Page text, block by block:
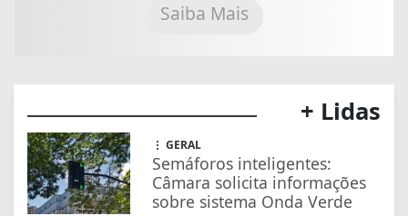
Saiba Mais
+ Lidas
GERAL
Semáforos inteligentes:
Câmara solicita informações
sobre sistema Onda Verde